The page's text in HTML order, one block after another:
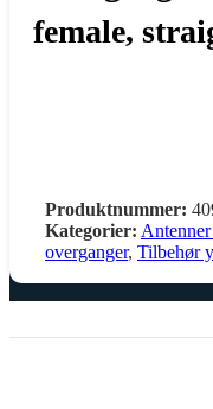
female,
Produktnummer:
Kategorier:
overganger, Tilbehør